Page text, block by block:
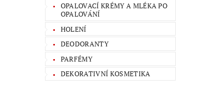
OPALOVACÍ KRÉMY A MLÉKA PO
OPALOVÁNÍ
HOLENÍ
DEODORANTY
PARFÉMY
DEKORATIVNÍ KOSMETIKA